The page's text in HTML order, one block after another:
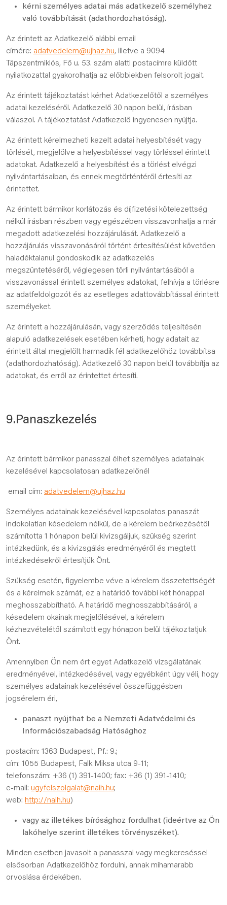
kérni személyes adatai más adatkezelő személyhez
való továbbítását (adathordozhatóság).
Az érintett az Adatkezelő alábbi email
címére: adatvedelem@ujhaz.hu, illetve a 9094
Tápszentmiklós, Fő u. 53. szám alatti postacímre küldött
nyilatkozattal gyakorolhatja az előbbiekben felsorolt jogait.
Az érintett tájékoztatást kérhet Adatkezelőtől a személyes
adatai kezeléséről. Adatkezelő 30 napon belül, írásban
válaszol. A tájékoztatást Adatkezelő ingyenesen nyújtja.
Az érintett kérelmezheti kezelt adatai helyesbítését vagy
törlését, megjelölve a helyesbítéssel vagy törléssel érintett
adatokat. Adatkezelő a helyesbítést és a törlést elvégzi
nyilvántartásaiban, és ennek megtörténtéről értesíti az
érintettet.
Az érintett bármikor korlátozás és díjfizetési kötelezettség
nélkül írásban részben vagy egészében visszavonhatja a már
megadott adatkezelési hozzájárulását. Adatkezelő a
hozzájárulás visszavonásáról történt értesítésülést követően
haladéktalanul gondoskodik az adatkezelés
megszüntetéséről, véglegesen törli nyilvántartásából a
visszavonással érintett személyes adatokat, felhívja a törlésre
az adatfeldolgozót és az esetleges adattovábbítással érintett
személyeket.
Az érintett a hozzájárulásán, vagy szerződés teljesítésén
alapuló adatkezelések esetében kérheti, hogy adatait az
érintett által megjelölt harmadik fél adatkezelőhöz továbbítsa
(adathordozhatóság). Adatkezelő 30 napon belül továbbítja az
adatokat, és erről az érintettet értesíti.
9.Panaszkezelés
Az érintett bármikor panasszal élhet személyes adatainak
kezelésével kapcsolatosan adatkezelőnél
email cím: adatvedelem@ujhaz.hu
Személyes adatainak kezelésével kapcsolatos panaszát
indokolatlan késedelem nélkül, de a kérelem beérkezésétől
számította 1 hónapon belül kivizsgáljuk, szükség szerint
intézkedünk, és a kivizsgálás eredményéről és megtett
intézkedésekről értesítjük Önt.
Szükség esetén, figyelembe véve a kérelem összetettségét
és a kérelmek számát, ez a határidő további két hónappal
meghosszabbítható. A határidő meghosszabbításáról, a
késedelem okainak megjelölésével, a kérelem
kézhezvételétől számított egy hónapon belül tájékoztatjuk
Önt.
Amennyiben Ön nem ért egyet Adatkezelő vizsgálatának
eredményével, intézkedésével, vagy egyébként úgy véli, hogy
személyes adatainak kezelésével összefüggésben
jogsérelem éri,
panaszt nyújthat be a Nemzeti Adatvédelmi és
Információszabadság Hatósághoz
postacím: 1363 Budapest, Pf.: 9.;
cím: 1055 Budapest, Falk Miksa utca 9-11;
telefonszám: +36 (1) 391-1400; fax: +36 (1) 391-1410;
e-mail: ugyfelszolgalat@naih.hu;
web: http://naih.hu)
vagy az illetékes bírósághoz fordulhat (ideértve az Ön
lakóhelye szerint illetékes törvényszéket).
Minden esetben javasolt a panasszal vagy megkereséssel
elsősorban Adatkezelőhöz fordulni, annak mihamarabb
orvoslása érdekében.